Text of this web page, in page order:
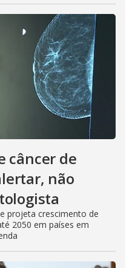
câncer de
não
projeta crescimento de
2050 em países em